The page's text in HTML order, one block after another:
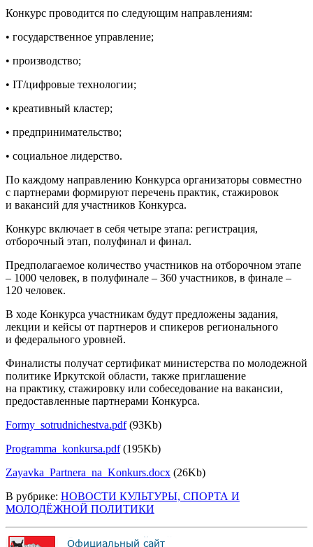
Конкурс проводится по следующим направлениям:
• государственное управление;
• производство;
• IТ/цифровые технологии;
• креативный кластер;
• предпринимательство;
• социальное лидерство.
По каждому направлению Конкурса организаторы совместно
с партнерами формируют перечень практик, стажировок
и вакансий для участников Конкурса.
Конкурс включает в себя четыре этапа: регистрация,
отборочный этап, полуфинал и финал.
Предполагаемое количество участников на отборочном этапе
– 1000 человек, в полуфинале – 360 участников, в финале –
120 человек.
В ходе Конкурса участникам будут предложены задания,
лекции и кейсы от партнеров и спикеров регионального
и федерального уровней.
Финалисты получат сертификат министерства по молодежной
политике Иркутской области, также приглашение
на практику, стажировку или собеседование на вакансии,
предоставленные партнерами Конкурса.
Formy_sotrudnichestva.pdf(93Kb)
Programma_konkursa.pdf(195Kb)
Zayavka_Partnera_na_Konkurs.docx (26Kb)
В рубрике: НОВОСТИ КУЛЬТУРЫ, СПОРТА И
МОЛОДЁЖНОЙ ПОЛИТИКИ